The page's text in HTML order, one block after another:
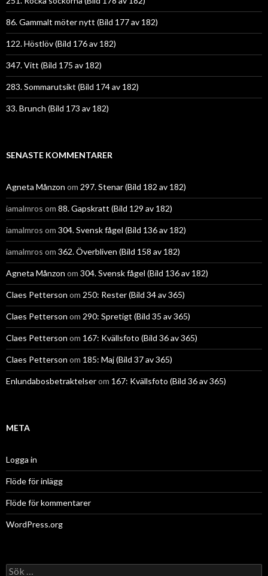
86. Gammalt möter nytt (Bild 177 av 182)
122. Höstlöv (Bild 176 av 182)
347. Vitt (Bild 175 av 182)
283. Sommarutsikt (Bild 174 av 182)
33. Brunch (Bild 173 av 182)
SENASTE KOMMENTARER
Agneta Månzon om 297. Stenar (Bild 182 av 182)
iamalmros om 88. Gapskratt (Bild 129 av 182)
iamalmros om 304. Svensk fågel (Bild 136 av 182)
iamalmros om 362. Överbliven (Bild 158 av 182)
Agneta Månzon om 304. Svensk fågel (Bild 136 av 182)
Claes Petterson om 250: Rester (Bild 34 av 365)
Claes Petterson om 290: Spretigt (Bild 35 av 365)
Claes Petterson om 167: Kvällsfoto (Bild 36 av 365)
Claes Petterson om 185: Maj (Bild 37 av 365)
Enlundabosbetraktelserom 167: Kvällsfoto (Bild 36 av 365)
META
Logga in
Flöde för inlägg
Flöde för kommentarer
WordPress.org
Sök